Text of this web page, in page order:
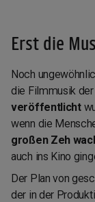
Erst die
Noch
die Filmmusik
veröffentlicht
wenn die
großen Zeh
auch ins Kino
Der Plan von
der in der